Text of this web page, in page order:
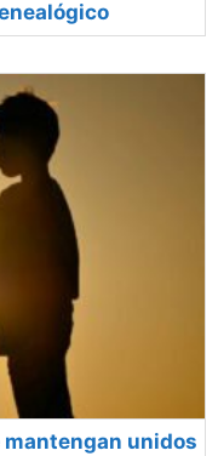
mantengan unidos